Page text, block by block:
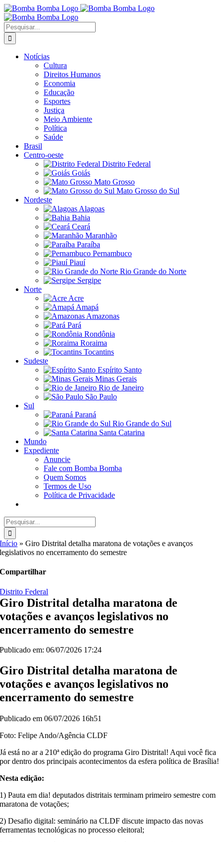
Ir
para
o
conteúdo
Buscar
resultados
para:
Notícias
Cultura
Direitos Humanos
Economia
Educação
Esportes
Justiça
Meio Ambiente
Política
Saúde
Brasil
Centro-oeste
Distrito Federal
Goiás
Mato Grosso
Mato Grosso do Sul
Nordeste
Alagoas
Bahia
Ceará
Maranhão
Paraíba
Pernambuco
Piauí
Rio Grande do Norte
Sergipe
Norte
Acre
Amapá
Amazonas
Pará
Rondônia
Roraima
Tocantins
Sudeste
Espírito Santo
Minas Gerais
Rio de Janeiro
São Paulo
Sul
Paraná
Rio Grande do Sul
Santa Catarina
Mundo
Expediente
Anuncie
Fale com Bomba Bomba
Quem Somos
Termos de Uso
Política de Privacidade
Buscar
resultados
para:
Início »Giro Distrital detalha maratona de votações e avanços
legislativos no encerramento do semestre
Compartilhar
Distrito Federal
Giro Distrital detalha maratona de
votações e avanços legislativos no
encerramento do semestre
Publicado em: 06/07/2026 17:24
Giro Distrital detalha maratona de
votações e avanços legislativos no
encerramento do semestre
Publicado em 06/07/2026 16h51
Foto: Felipe Ando/Agência CLDF
Já está no ar a 210ª edição do programa Giro Distrital! Aqui você fica
por dentro dos principais acontecimentos da esfera política de Brasília!
Nesta edição:
1) Pauta em dia! deputados distritais terminam primeiro semestre com
maratona de votações;
2) Desafio digital: seminário na CLDF discute impacto das novas
ferramentas tecnológicas no processo eleitoral;